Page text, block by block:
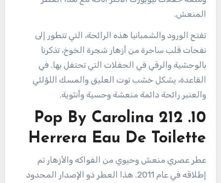
المنعش.
تفتح الورود والشمبانيا هذه الرائحة، التي تتطور إلى
نفحات قلب ساحرة من أزهار شجرة الخوخ، تذكرنا
بالوحشية والرقي في الحفلات التي تحتفل بها. في
القاعدة، يشكل خشب توت العليق والمسك اللؤلئي
والعنبر رائحة دائمة منعشة وحسية وأنثوية.
10. 212 Pop By Carolina
Herrera Eau De Toilette
عطر عصري منعش وحيوي من الفواكه والأزهار تم
إطلاقه في عام 2011. هذا العطر ذو الإصدار المحدود